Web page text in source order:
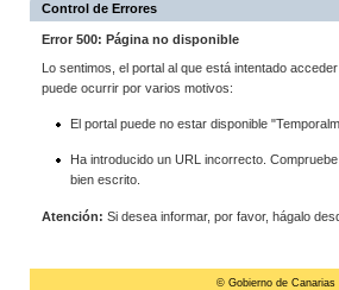
Control de Errores
Error 500: Página no disponible
Lo sentimos, el portal al que está intentado
puede ocurrir por varios motivos:
El portal puede no estar disponible
Ha introducido un URL incorrecto.
bien escrito.
Atención: Si desea informar, por favor, hágalo
© Gobierno de Canarias